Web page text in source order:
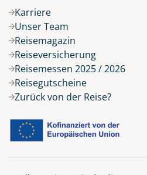
Karriere
Unser Team
Reisemagazin
Reiseversicherung
Reisemessen 2025 / 2026
Reisegutscheine
Zurück von der Reise?